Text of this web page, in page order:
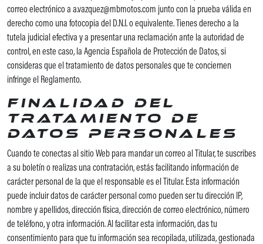
correo electrónico a a.vazquez@mbmotos.com junto con la prueba válida en
derecho como una fotocopia del D.N.I. o equivalente. Tienes derecho a la
tutela judicial efectiva y a presentar una reclamación ante la autoridad de
control, en este caso, la Agencia Española de Protección de Datos, si
consideras que el tratamiento de datos personales que te conciernen
infringe el Reglamento.
Finalidad del
tratamiento de
datos personales
Cuando te conectas al sitio Web para mandar un correo al Titular, te suscribes
a su boletín o realizas una contratación, estás facilitando información de
carácter personal de la que el responsable es el Titular. Esta información
puede incluir datos de carácter personal como pueden ser tu dirección IP,
nombre y apellidos, dirección física, dirección de correo electrónico, número
de teléfono, y otra información. Al facilitar esta información, das tu
consentimiento para que tu información sea recopilada, utilizada, gestionada